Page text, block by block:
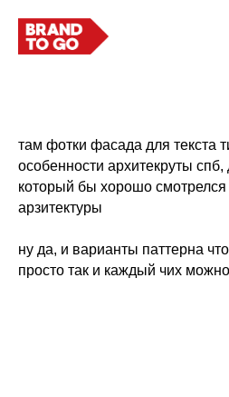
там фотки фасада для текста
особенности архитекруты спб,
который бы хорошо смотрелся
арзитектуры
ну да, и варианты паттерна
просто так и каждый чих